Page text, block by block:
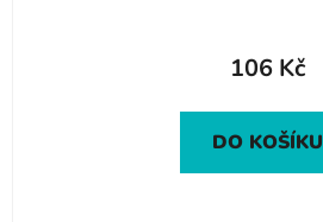
106 Kč
DO KOŠÍKU